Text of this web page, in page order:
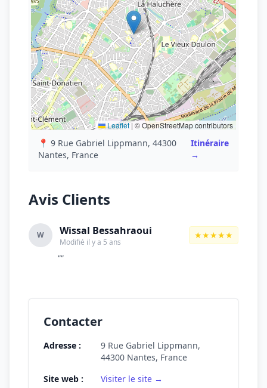
Leaflet|© OpenStreetMap contributors
📍 9 Rue Gabriel Lippmann, 44300
Nantes, France
Itinéraire
→
Avis Clients
W Wissal Bessahraoui
Modifié il y a 5 ans
★★★★★
""
Contacter
Adresse :
9 Rue Gabriel Lippmann,
44300 Nantes, France
Site web :
Visiter le site →